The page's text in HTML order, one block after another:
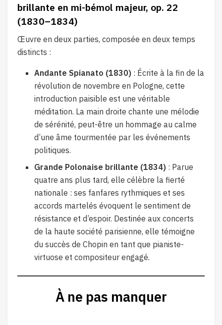
brillante en mi-bémol majeur, op. 22
(1830–1834)
Œuvre en deux parties, composée en deux temps
distincts :
Andante Spianato (1830) : Écrite à la fin de la
révolution de novembre en Pologne, cette
introduction paisible est une véritable
méditation. La main droite chante une mélodie
de sérénité, peut-être un hommage au calme
d’une âme tourmentée par les événements
politiques.
Grande Polonaise brillante (1834) : Parue
quatre ans plus tard, elle célèbre la fierté
nationale : ses fanfares rythmiques et ses
accords martelés évoquent le sentiment de
résistance et d’espoir. Destinée aux concerts
de la haute société parisienne, elle témoigne
du succès de Chopin en tant que pianiste-
virtuose et compositeur engagé.
À ne pas manquer